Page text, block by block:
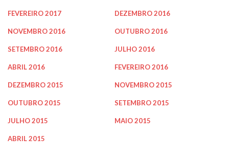
FEVEREIRO 2017 DEZEMBRO 2016
NOVEMBRO 2016 OUTUBRO 2016
SETEMBRO 2016 JULHO 2016
ABRIL 2016 FEVEREIRO 2016
DEZEMBRO 2015 NOVEMBRO 2015
OUTUBRO 2015 SETEMBRO 2015
JULHO 2015 MAIO 2015
ABRIL 2015